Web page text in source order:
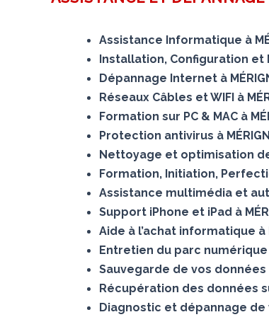
Assistance Informatique à
Installation, Configuration et
Dépannage Internet à
Réseaux Câbles et WIFI à
Formation sur PC & MAC à
Protection antivirus à
Nettoyage et optimisation
Formation, Initiation,
Assistance multimédia et
Support iPhone et iPad à
Aide à l’achat informatique à
Entretien du parc numérique :
Sauvegarde de vos données
Récupération des données
Diagnostic et dépannage de